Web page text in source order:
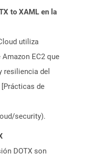
to XAML en la
utiliza
EC2 que
resiliencia del
de
security).
DOTX son